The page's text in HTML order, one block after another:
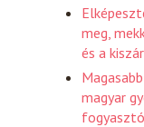
meg,
és a
magyar